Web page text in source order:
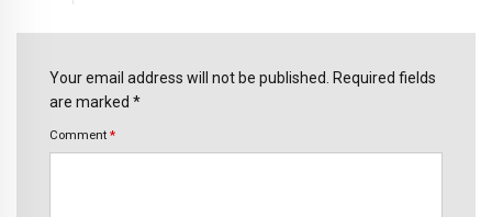
Your email address will not be published. Required fields
are marked *
Comment *